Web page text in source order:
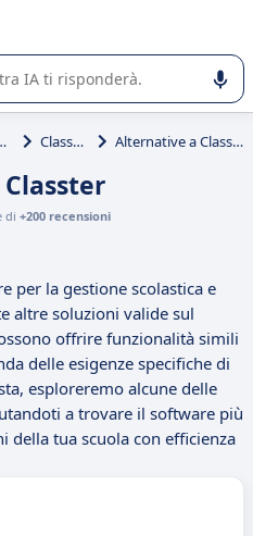
o nella scelta di un
Classter Alternative a Classter
di +200 recensioni
per la gestione scolastica e
altre soluzioni valide sul
offrire funzionalità simili
delle esigenze specifiche di
esploreremo alcune delle
a trovare il software più
della tua scuola con efficienza